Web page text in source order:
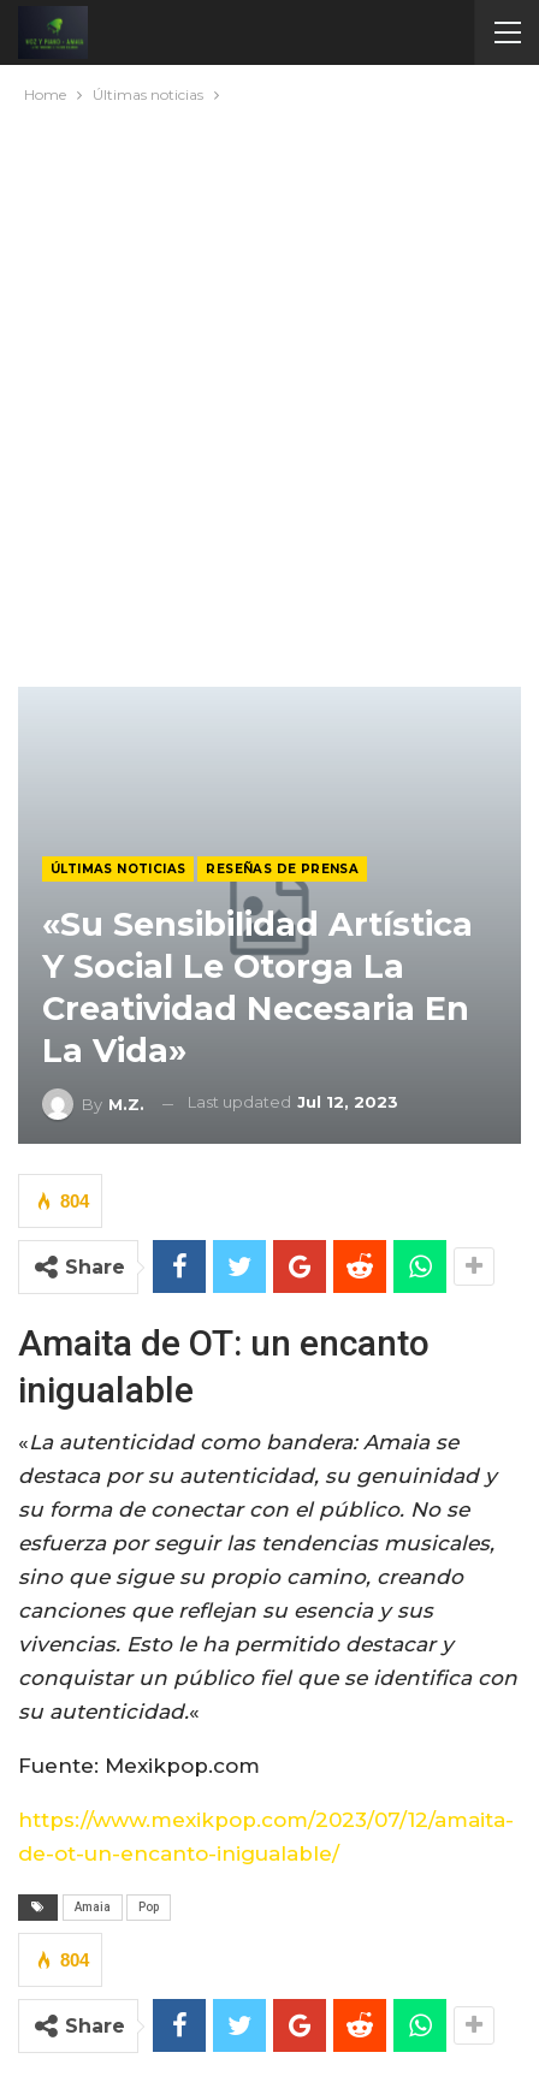
Home Últimas noticias
ÚLTIMAS NOTICIAS RESEÑAS DE PRENSA
«Su Sensibilidad Artística
Y Social Le Otorga La
Creatividad Necesaria En
La Vida»
By M.Z. Last updated Jul 12, 2023
804
Share
Amaita de OT: un encanto
inigualable
«La autenticidad como bandera: Amaia se
destaca por su autenticidad, su genuinidad y
su forma de conectar con el público. No se
esfuerza por seguir las tendencias musicales,
sino que sigue su propio camino, creando
canciones que reflejan su esencia y sus
vivencias. Esto le ha permitido destacar y
conquistar un público fiel que se identifica con
su autenticidad.«
Fuente: Mexikpop.com
https://www.mexikpop.com/2023/07/12/amaita-
de-ot-un-encanto-inigualable/
Amaia Pop
804
Share